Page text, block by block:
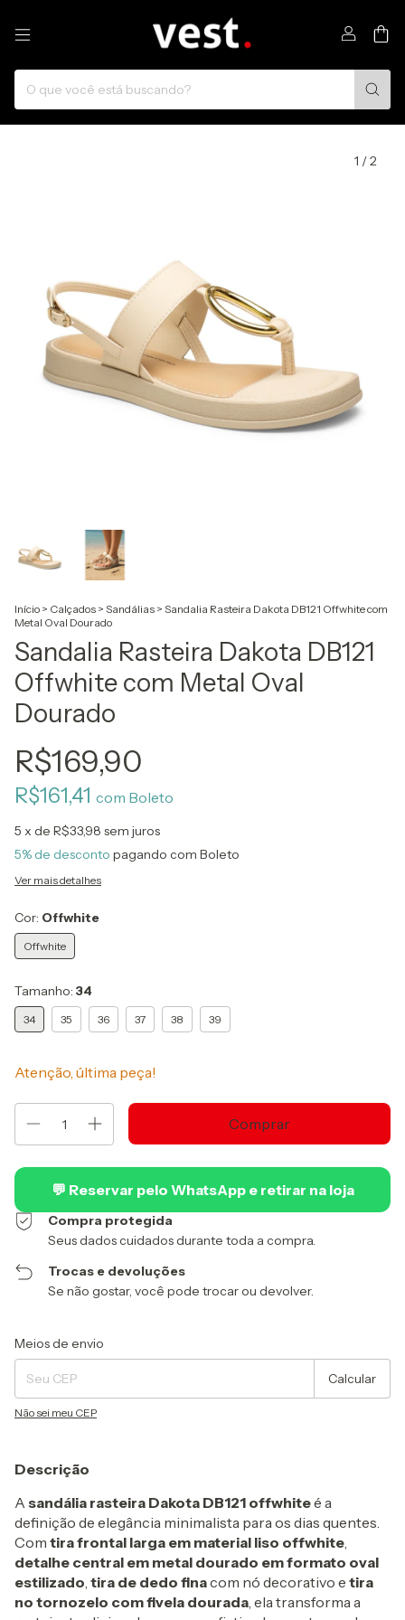
1 /2
Início > Calçados > Sandálias > Sandalia Rasteira Dakota DB121 Offwhite com
Metal Oval Dourado
Sandalia Rasteira Dakota DB121
Offwhite com Metal Oval
Dourado
R$169,90
R$161,41 com Boleto
5 x de R$33,98 sem juros
5% de desconto pagando com Boleto
Ver mais detalhes
Cor: Offwhite
Offwhite
Tamanho: 34
34 35 36 37 38 39
Atenção, última peça!
💬 Reservar pelo WhatsApp e retirar na loja
Compra protegida
Seus dados cuidados durante toda a compra.
Trocas e devoluções
Se não gostar, você pode trocar ou devolver.
Entregas para o CEP:
Meios de envio
Calcular
Não sei meu CEP
Descrição
A sandália rasteira Dakota DB121 offwhiteé a
definição de elegância minimalista para os dias quentes.
Com tira frontal larga em material liso offwhite,
detalhe central em metal dourado em formato oval
estilizado, tira de dedo finacom nó decorativo e tira
no tornozelo com fivela dourada, ela transforma a